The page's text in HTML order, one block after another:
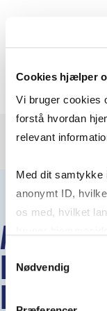
Cookies hjælper
Vi bruger cookies
forstå hvordan
relevant
Med dit samtykke
anonymt ID,
os med, hvilket
markedsføring.
Samtykkevalg
Nødvendig
Admission
ANDRE
PÅ CBS